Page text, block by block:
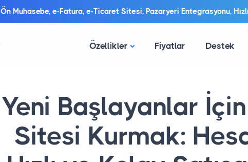
Ön Muhasebe, e-Fatura, e-Ticaret Sitesi, Pazaryeri Entegrasyonu,
Özellikler Fiyatlar Destek
Yeni Başlayanlar
Sitesi Kurmak: